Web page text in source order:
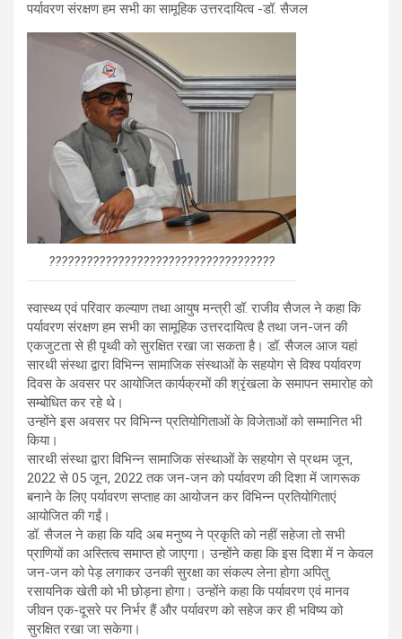
पर्यावरण संरक्षण हम सभी का सामूहिक उत्तरदायित्व -डॉ. सैजल
????????????????????????????????????
स्वास्थ्य एवं परिवार कल्याण तथा आयुष मन्त्री डॉ. राजीव सैजल ने कहा कि
पर्यावरण संरक्षण हम सभी का सामूहिक उत्तरदायित्व है तथा जन-जन की
एकजुटता से ही पृथ्वी को सुरक्षित रखा जा सकता है। डॉ. सैजल आज यहां
सारथी संस्था द्वारा विभिन्न सामाजिक संस्थाओं के सहयोग से विश्व पर्यावरण
दिवस के अवसर पर आयोजित कार्यक्रमों की श्रृंखला के समापन समारोह को
सम्बोधित कर रहे थे।
उन्होंने इस अवसर पर विभिन्न प्रतियोगिताओं के विजेताओं को सम्मानित भी
किया।
सारथी संस्था द्वारा विभिन्न सामाजिक संस्थाओं के सहयोग से प्रथम जून,
2022 से 05 जून, 2022 तक जन-जन को पर्यावरण की दिशा में जागरूक
बनाने के लिए पर्यावरण सप्ताह का आयोजन कर विभिन्न प्रतियोगिताएं
आयोजित की गईं।
डॉ. सैजल ने कहा कि यदि अब मनुष्य ने प्रकृति को नहीं सहेजा तो सभी
प्राणियों का अस्तित्व समाप्त हो जाएगा। उन्होंने कहा कि इस दिशा में न केवल
जन-जन को पेड़ लगाकर उनकी सुरक्षा का संकल्प लेना होगा अपितु
रसायनिक खेती को भी छोड़ना होगा। उन्होंने कहा कि पर्यावरण एवं मानव
जीवन एक-दूसरे पर निर्भर हैं और पर्यावरण को सहेज कर ही भविष्य को
सुरक्षित रखा जा सकेगा।